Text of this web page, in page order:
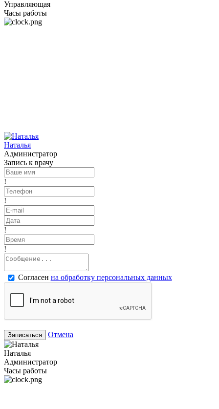
Управляющая
Часы работы
Наталья
Администратор
Запись к врачу
!
!
!
!
Согласен на обработку персональных данных
Записаться Отмена
Наталья
Администратор
Часы работы